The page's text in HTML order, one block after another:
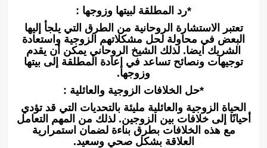
*رد المطلقة لبيتها وزوجها :
تعتبر الاستشارة الروحانية من الطرق التي يلجأ إليها
البعض في محاولة لحل مشكلاتهم الزوجية واستعادة
الشريك ايضا. لذلك الشيخ الروحاني يمكن أن يقدم
توجيهات ونصائح تساعد في إعادة المطلقة إلى بيتها
وزوجها.
*حل الخلافات الزوجية والعائلية :
الحياة الزوجية والعائلية مليئة بالتحديات التي قد تؤدي
أحيانًا إلى خلافات بين الزوجين. لذلك من المهم التعامل
مع هذه الخلافات بطرق بناءة لضمان استمرارية
العلاقة بشكل صحي وسعيد.